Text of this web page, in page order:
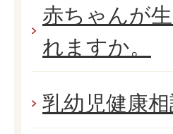
赤ちゃんが
れますか。
乳幼児健康